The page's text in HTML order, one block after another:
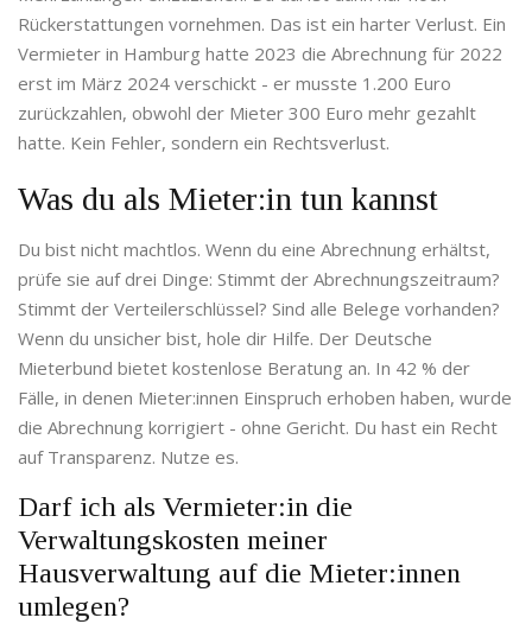
Rückerstattungen vornehmen. Das ist ein harter Verlust. Ein
Vermieter in Hamburg hatte 2023 die Abrechnung für 2022
erst im März 2024 verschickt - er musste 1.200 Euro
zurückzahlen, obwohl der Mieter 300 Euro mehr gezahlt
hatte. Kein Fehler, sondern ein Rechtsverlust.
Was du als Mieter:in tun kannst
Du bist nicht machtlos. Wenn du eine Abrechnung erhältst,
prüfe sie auf drei Dinge: Stimmt der Abrechnungszeitraum?
Stimmt der Verteilerschlüssel? Sind alle Belege vorhanden?
Wenn du unsicher bist, hole dir Hilfe. Der Deutsche
Mieterbund bietet kostenlose Beratung an. In 42 % der
Fälle, in denen Mieter:innen Einspruch erhoben haben, wurde
die Abrechnung korrigiert - ohne Gericht. Du hast ein Recht
auf Transparenz. Nutze es.
Darf ich als Vermieter:in die
Verwaltungskosten meiner
Hausverwaltung auf die Mieter:innen
umlegen?